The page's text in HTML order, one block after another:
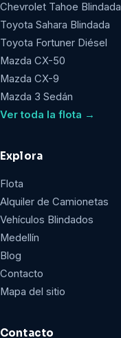
Chevrolet Tahoe Blindada
Toyota Sahara Blindada
Toyota Fortuner Diésel
Mazda CX-50
Mazda CX-9
Mazda 3 Sedán
Ver toda la flota →
Explora
Flota
Alquiler de Camionetas
Vehículos Blindados
Medellín
Blog
Contacto
Mapa del sitio
Contacto